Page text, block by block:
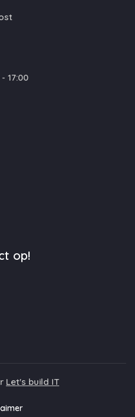
17:00
op!
Let's build IT